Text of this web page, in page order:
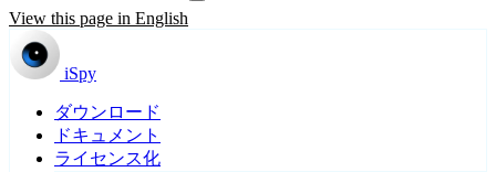
View this page in English
iSpy
ダウンロード
ドキュメント
ライセンス化